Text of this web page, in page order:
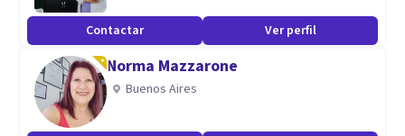
Contactar Ver perfil
Norma Mazzarone
Buenos Aires